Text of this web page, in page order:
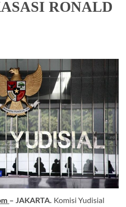
RONALD
– JAKARTA. Komisi Yudisial